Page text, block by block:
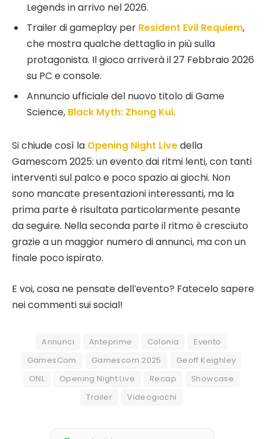
Legends in arrivo nel 2026.
Trailer di gameplay per Resident Evil Requiem,
che mostra qualche dettaglio in più sulla
protagonista. Il gioco arriverà il 27 Febbraio 2026
su PC e console.
Annuncio ufficiale del nuovo titolo di Game
Science, Black Myth: Zhong Kui.
Si chiude così la Opening Night Livedella
Gamescom 2025: un evento dai ritmi lenti, con tanti
interventi sul palco e poco spazio ai giochi. Non
sono mancate presentazioni interessanti, ma la
prima parte è risultata particolarmente pesante
da seguire. Nella seconda parte il ritmo è cresciuto
grazie a un maggior numero di annunci, ma con un
finale poco ispirato.
E voi, cosa ne pensate dell’evento? Fatecelo sapere
nei commenti sui social!
Annunci Anteprime Colonia
Evento
GamesCom
Gamescom 2025
Geoff Keighley
ONL
Opening Night Live Recap
Showcase
Trailer
Videogiochi